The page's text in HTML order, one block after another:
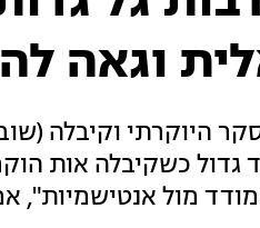
וגאה
היוקרתי וקיבלה
גדול כשקיבלה אות
מול אנטישמיות",